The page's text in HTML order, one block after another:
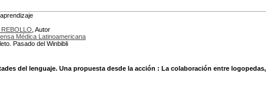
, Autor
Médica Latinoamericana
Pasado del Winbibli
del lenguaje. Una propuesta desde la acción : La colaboración entre